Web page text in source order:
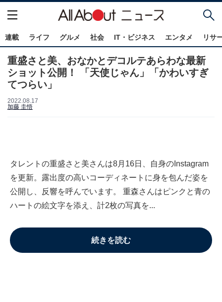
連載 ライフ グルメ 社会 IT・ビジネス エンタメ リサ
重盛さと美、おなかとデコルテあらわな最新
ショット公開！ 「天使じゃん」「かわいすぎ
てつらい」
2022.08.17
加藤 圭悟
タレントの重盛さと美さんは8月16日、自身のInstagram
を更新。露出度の高いコーディネートに身を包んだ姿を
公開し、反響を呼んでいます。 重森さんはピンクと青の
ハートの絵文字を添え、計2枚の写真を...
続きを読む